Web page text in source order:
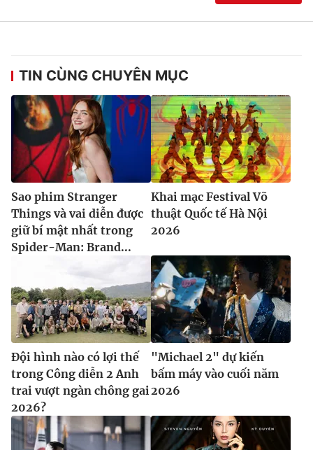
TIN CÙNG CHUYÊN MỤC
Sao phim Stranger
Things và vai diễn được
giữ bí mật nhất trong
Spider-Man: Brand...
Khai mạc Festival Võ
thuật Quốc tế Hà Nội
2026
Đội hình nào có lợi thế
trong Công diễn 2 Anh
trai vượt ngàn chông gai
2026?
"Michael 2" dự kiến
bấm máy vào cuối năm
2026